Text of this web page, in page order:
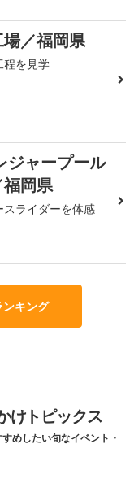
／福岡県
程を見学
ジャープール
福岡県
ライダーを体感
キング
けトピックス
めしたい旬なイベント・